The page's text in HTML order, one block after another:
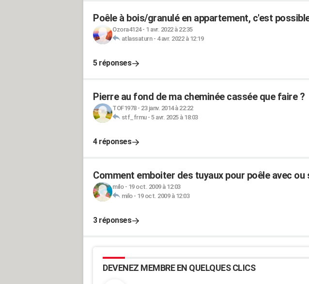
Poêle à bois/granulé en appartement, c'est
Ozora4124- 1 avr. 2022 à 22:35
atlassaturn- 4 avr. 2022 à 12:19
5 réponses
Pierre au fond de ma cheminée cassée que faire ?
TOF1978- 23 janv. 2014 à 22:22
stf_frmu- 5 avr. 2025 à 18:03
4 réponses
Comment emboiter des tuyaux pour poêle avec ou
milo- 19 oct. 2009 à 12:03
milo- 19 oct. 2009 à 12:03
3 réponses
DEVENEZ MEMBRE EN QUELQUES CLICS